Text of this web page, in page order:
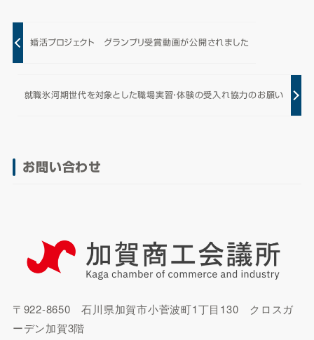
婚活プロジェクト グランプリ受賞動画が公開されました
就職氷河期世代を対象とした職場実習・体験の受入れ協力のお願い
お問い合わせ
〒922-8650 石川県加賀市小菅波町1丁目130 クロスガ
ーデン加賀3階